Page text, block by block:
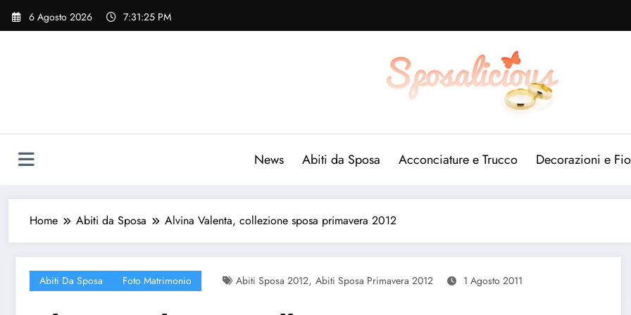
Vai
6 Agosto 2026 7:31:26 PM
News Abiti da Sposa Acconciature e Trucco Decorazioni e
Home Abiti da Sposa Alvina Valenta, collezione sposa primavera 2012
Abiti Da Sposa Foto Matrimonio Abiti Sposa 2012, Abiti Sposa Primavera 2012 1 Agosto 2011